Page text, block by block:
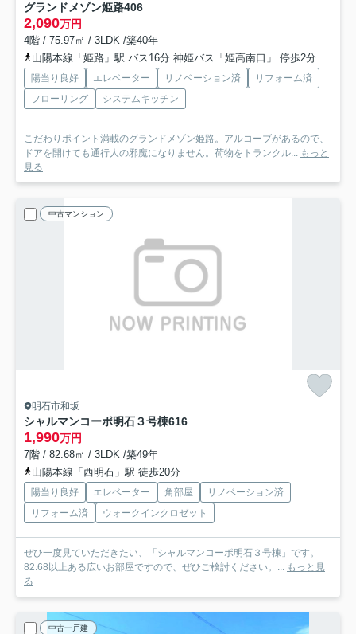
グランドメゾン姫路406
2,090万円
4階 / 75.97㎡ / 3LDK /築40年
山陽本線「姫路」駅 バス16分 神姫バス「姫高南口」 停歩2分
陽当り良好 エレベーター リノベーション済
リフォーム済
フローリング
システムキッチン
こだわりポイント満載のグランドメゾン姫路。アルコーブがあるので、
ドアを開けても通行人の邪魔になりません。荷物をトランクル... もっと
見る
中古マンション
明石市和坂
シャルマンコーポ明石３号棟616
1,990万円
7階 / 82.68㎡ / 3LDK /築49年
山陽本線「西明石」駅 徒歩20分
陽当り良好 エレベーター 角部屋
リノベーション済
リフォーム済
ウォークインクロゼット
ぜひ一度見ていただきたい、「シャルマンコーポ明石３号棟」です。
82.68以上ある広いお部屋ですので、ぜひご検討ください。... もっと見
る
中古一戸建